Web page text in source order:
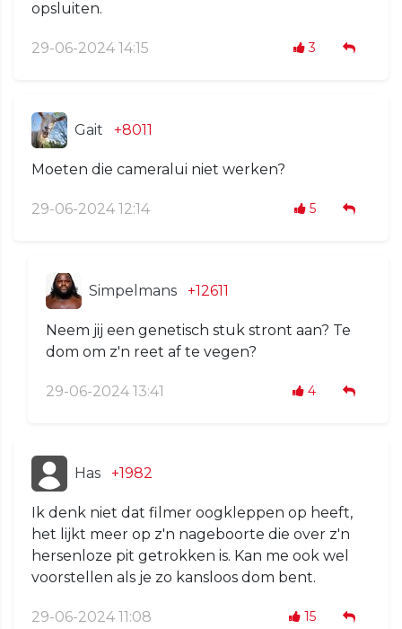
opsluiten.
29-06-2024 14:15 3
Gait +8011
Moeten die cameralui niet werken?
29-06-2024 12:14 5
Simpelmans +12611
Neem jij een genetisch stuk stront aan? Te
dom om z'n reet af te vegen?
29-06-2024 13:41 4
Has +1982
Ik denk niet dat filmer oogkleppen op heeft,
het lijkt meer op z'n nageboorte die over z'n
hersenloze pit getrokken is. Kan me ook wel
voorstellen als je zo kansloos dom bent.
29-06-2024 11:08 15